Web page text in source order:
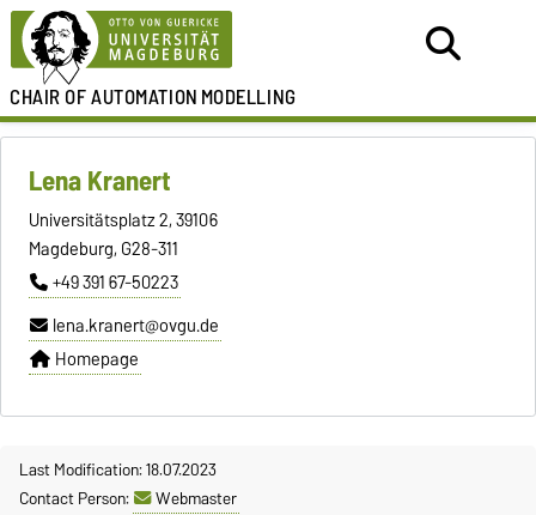
CHAIR OFAUTOMATIONMODELLING
Lena Kranert
Universitätsplatz 2, 39106
Magdeburg, G28-311
+49 391 67-50223
lena.kranert@ovgu.de
Homepage
Last Modification: 18.07.2023
Contact Person:
Webmaster